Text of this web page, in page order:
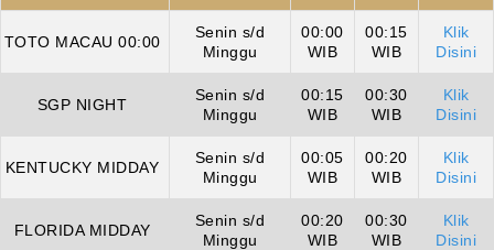
TOTO MACAU 00:00
Senin s/d
Minggu
00:00
WIB
00:15
WIB
Klik
Disini
SGP NIGHT
Senin s/d
Minggu
00:15
WIB
00:30
WIB
Klik
Disini
KENTUCKY MIDDAY
Senin s/d
Minggu
00:05
WIB
00:20
WIB
Klik
Disini
FLORIDA MIDDAY
Senin s/d
Minggu
00:20
WIB
00:30
WIB
Klik
Disini